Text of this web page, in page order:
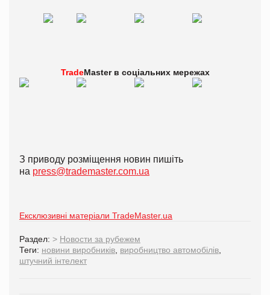
TradeMaster в соціальних мережах
З приводу розміщення новин пишіть
на press@trademaster.com.ua
Ексклюзивні матеріали TradeMaster.ua
Раздел: > Новости за рубежем
Теги: новини виробників виробництво автомобілів
штучний інтелект